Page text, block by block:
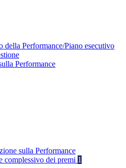
della Performance/Piano esecutivo
Performance
sulla Performance
complessivo dei premi 1